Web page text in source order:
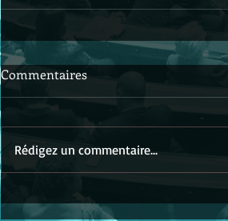
Commentaires
Rédigez un commentaire...